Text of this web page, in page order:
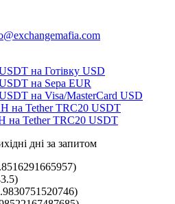
на Готівку USD
на Sepa EUR
на Visa/MasterCard USD
на Tether TRC20 USDT
на Tether TRC20 USDT
дні за запитом